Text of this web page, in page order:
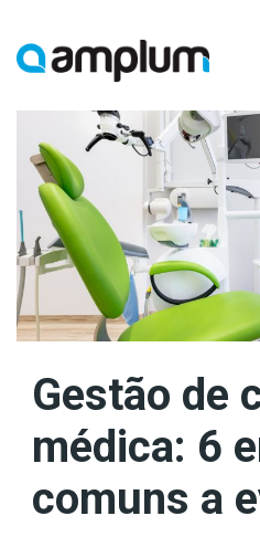
para
Gestão de
médica: 6
comuns a